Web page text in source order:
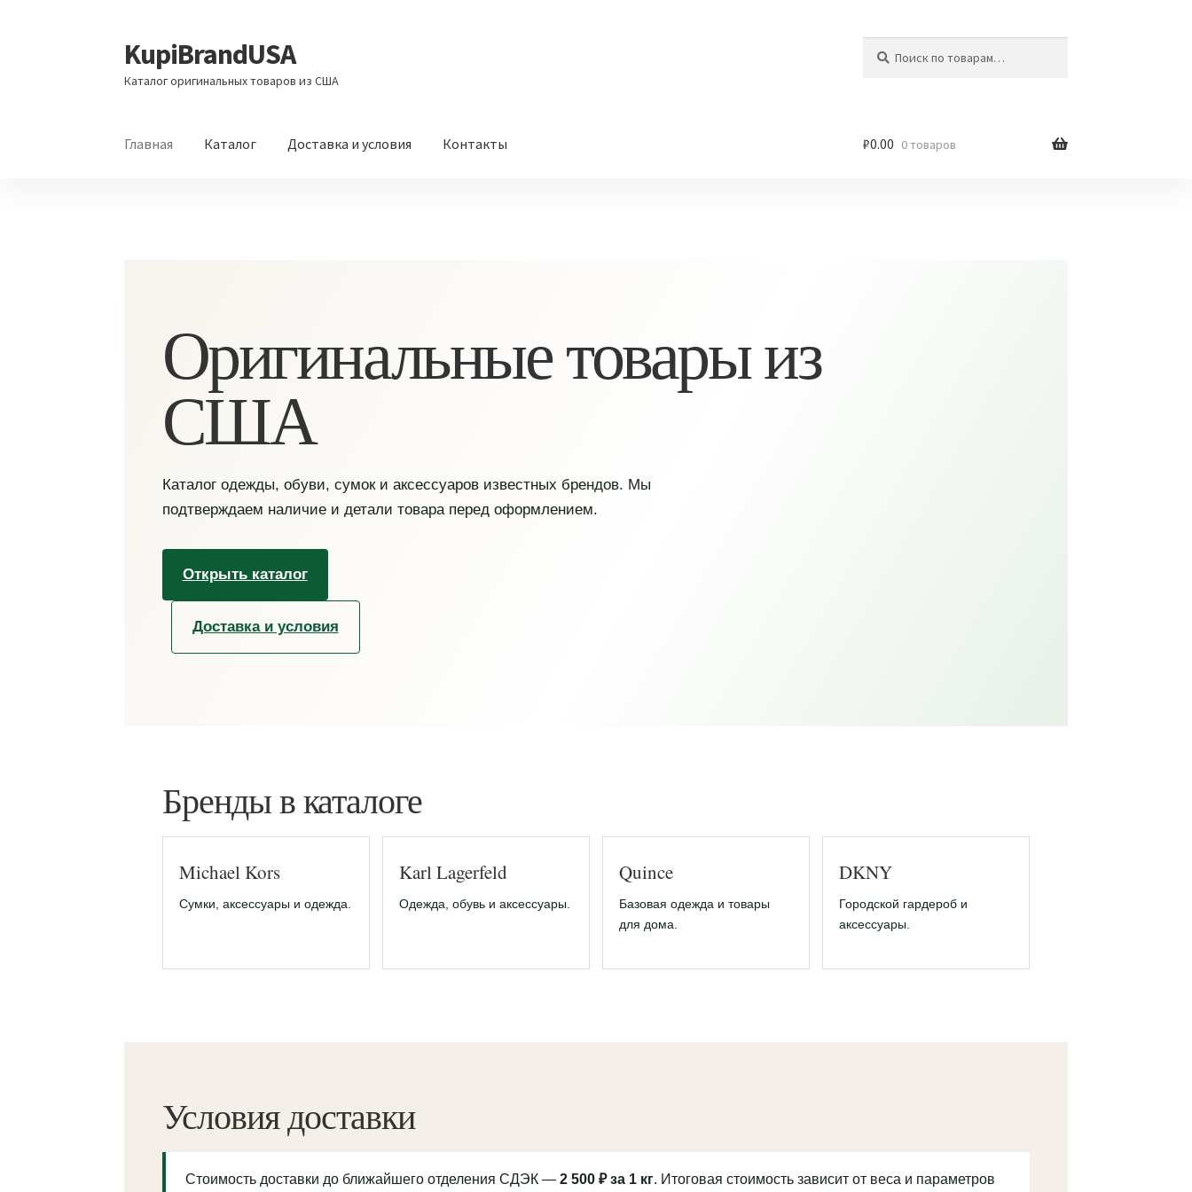
Перейти
к
навигации
Перейти
к
содержимому
KupiBrandUSA
Каталог оригинальных товаров из США
Главная Каталог Доставка и условия Контакты ₽0.00 0 товаров
Оригинальные товары из
США
Каталог одежды, обуви, сумок и аксессуаров известных брендов. Мы
подтверждаем наличие и детали товара перед оформлением.
Открыть каталог
Доставка и условия
Бренды в каталоге
Michael Kors
Сумки, аксессуары и одежда.
Karl Lagerfeld
Одежда, обувь и аксессуары.
Quince
Базовая одежда и товары
для дома.
DKNY
Городской гардероб и
аксессуары.
Условия доставки
Стоимость доставки до ближайшего отделения СДЭК — 2 500 ₽ за 1 кг. Итоговая стоимость зависит от веса и параметров